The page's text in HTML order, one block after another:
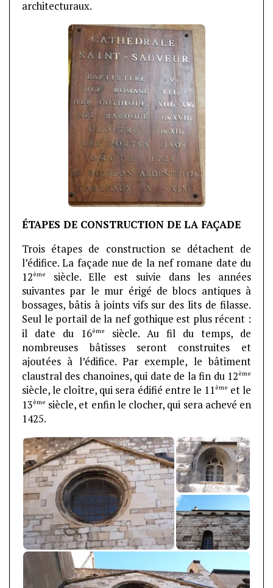
architecturaux.
ÉTAPES DE CONSTRUCTION DE LA FAÇADE
Trois étapes de construction se détachent de
l’édifice. La façade nue de la nef romane date du
12ème
siècle. Elle est suivie dans les années
suivantes par le mur érigé de blocs antiques à
bossages, bâtis à joints vifs sur des lits de filasse.
Seul le portail de la nef gothique est plus récent :
il date du 16ème
siècle. Au fil du temps, de
nombreuses bâtisses seront construites et
ajoutées à l’édifice. Par exemple, le bâtiment
claustral des chanoines, qui date de la fin du 12ème
siècle, le cloître, qui sera édifié entre le 11ème et le
13ème siècle, et enfin le clocher, qui sera achevé en
1425.